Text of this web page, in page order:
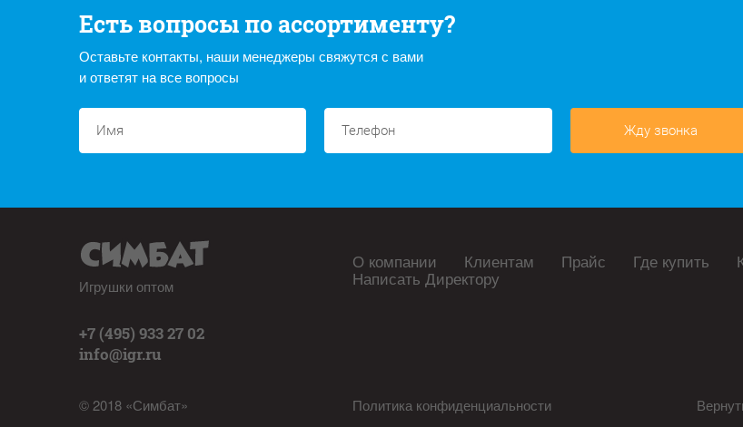
Есть вопросы по ассортименту?
Оставьте контакты, наши менеджеры свяжутся с вами
и ответят на все вопросы
Жду звонка
Игрушки оптом
+7 (495) 933 27 02
info@igr.ru
© 2018 «Симбат»
О компании Клиентам Прайс Где купить
Написать Директору
Политика конфиденциальности